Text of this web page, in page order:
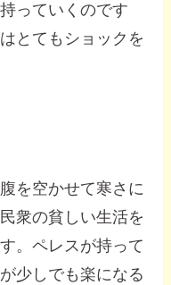
っていくのです
とてもショックを
を空かせて寒さに
衆の貧しい生活を
。ペレスが持って
少しでも楽になる